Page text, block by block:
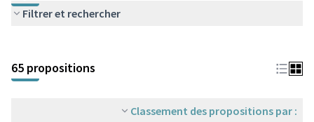
Filtrer et rechercher
+
−
65 propositions
Classement des propositions par :